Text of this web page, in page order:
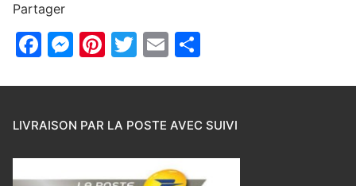
Partager
Facebook
Messenger
Pinterest
Twitter
Email
LIVRAISON PAR LA POSTE AVEC SUIVI